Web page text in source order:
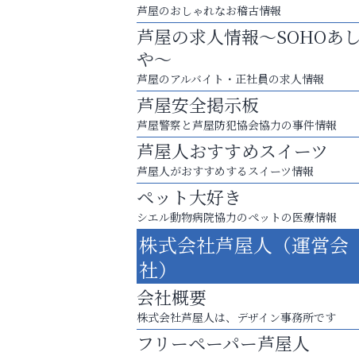
お一人おひとりに合う治療をご提案
口元から始まる、自分らしい毎日を
杉塾 芦屋校
芦屋のおしゃれなお稽古情報
芦屋の求人情報～SOHOあし
や～
芦屋のアルバイト・正社員の求人情報
芦屋安全掲示板
芦屋警察と芦屋防犯協会協力の事件情報
芦屋人おすすめスイーツ
芦屋人がおすすめするスイーツ情報
ペット大好き
シエル動物病院協力のペットの医療情報
株式会社芦屋人（運営会
社）
会社概要
株式会社芦屋人は、デザイン事務所です
フリーペーパー芦屋人